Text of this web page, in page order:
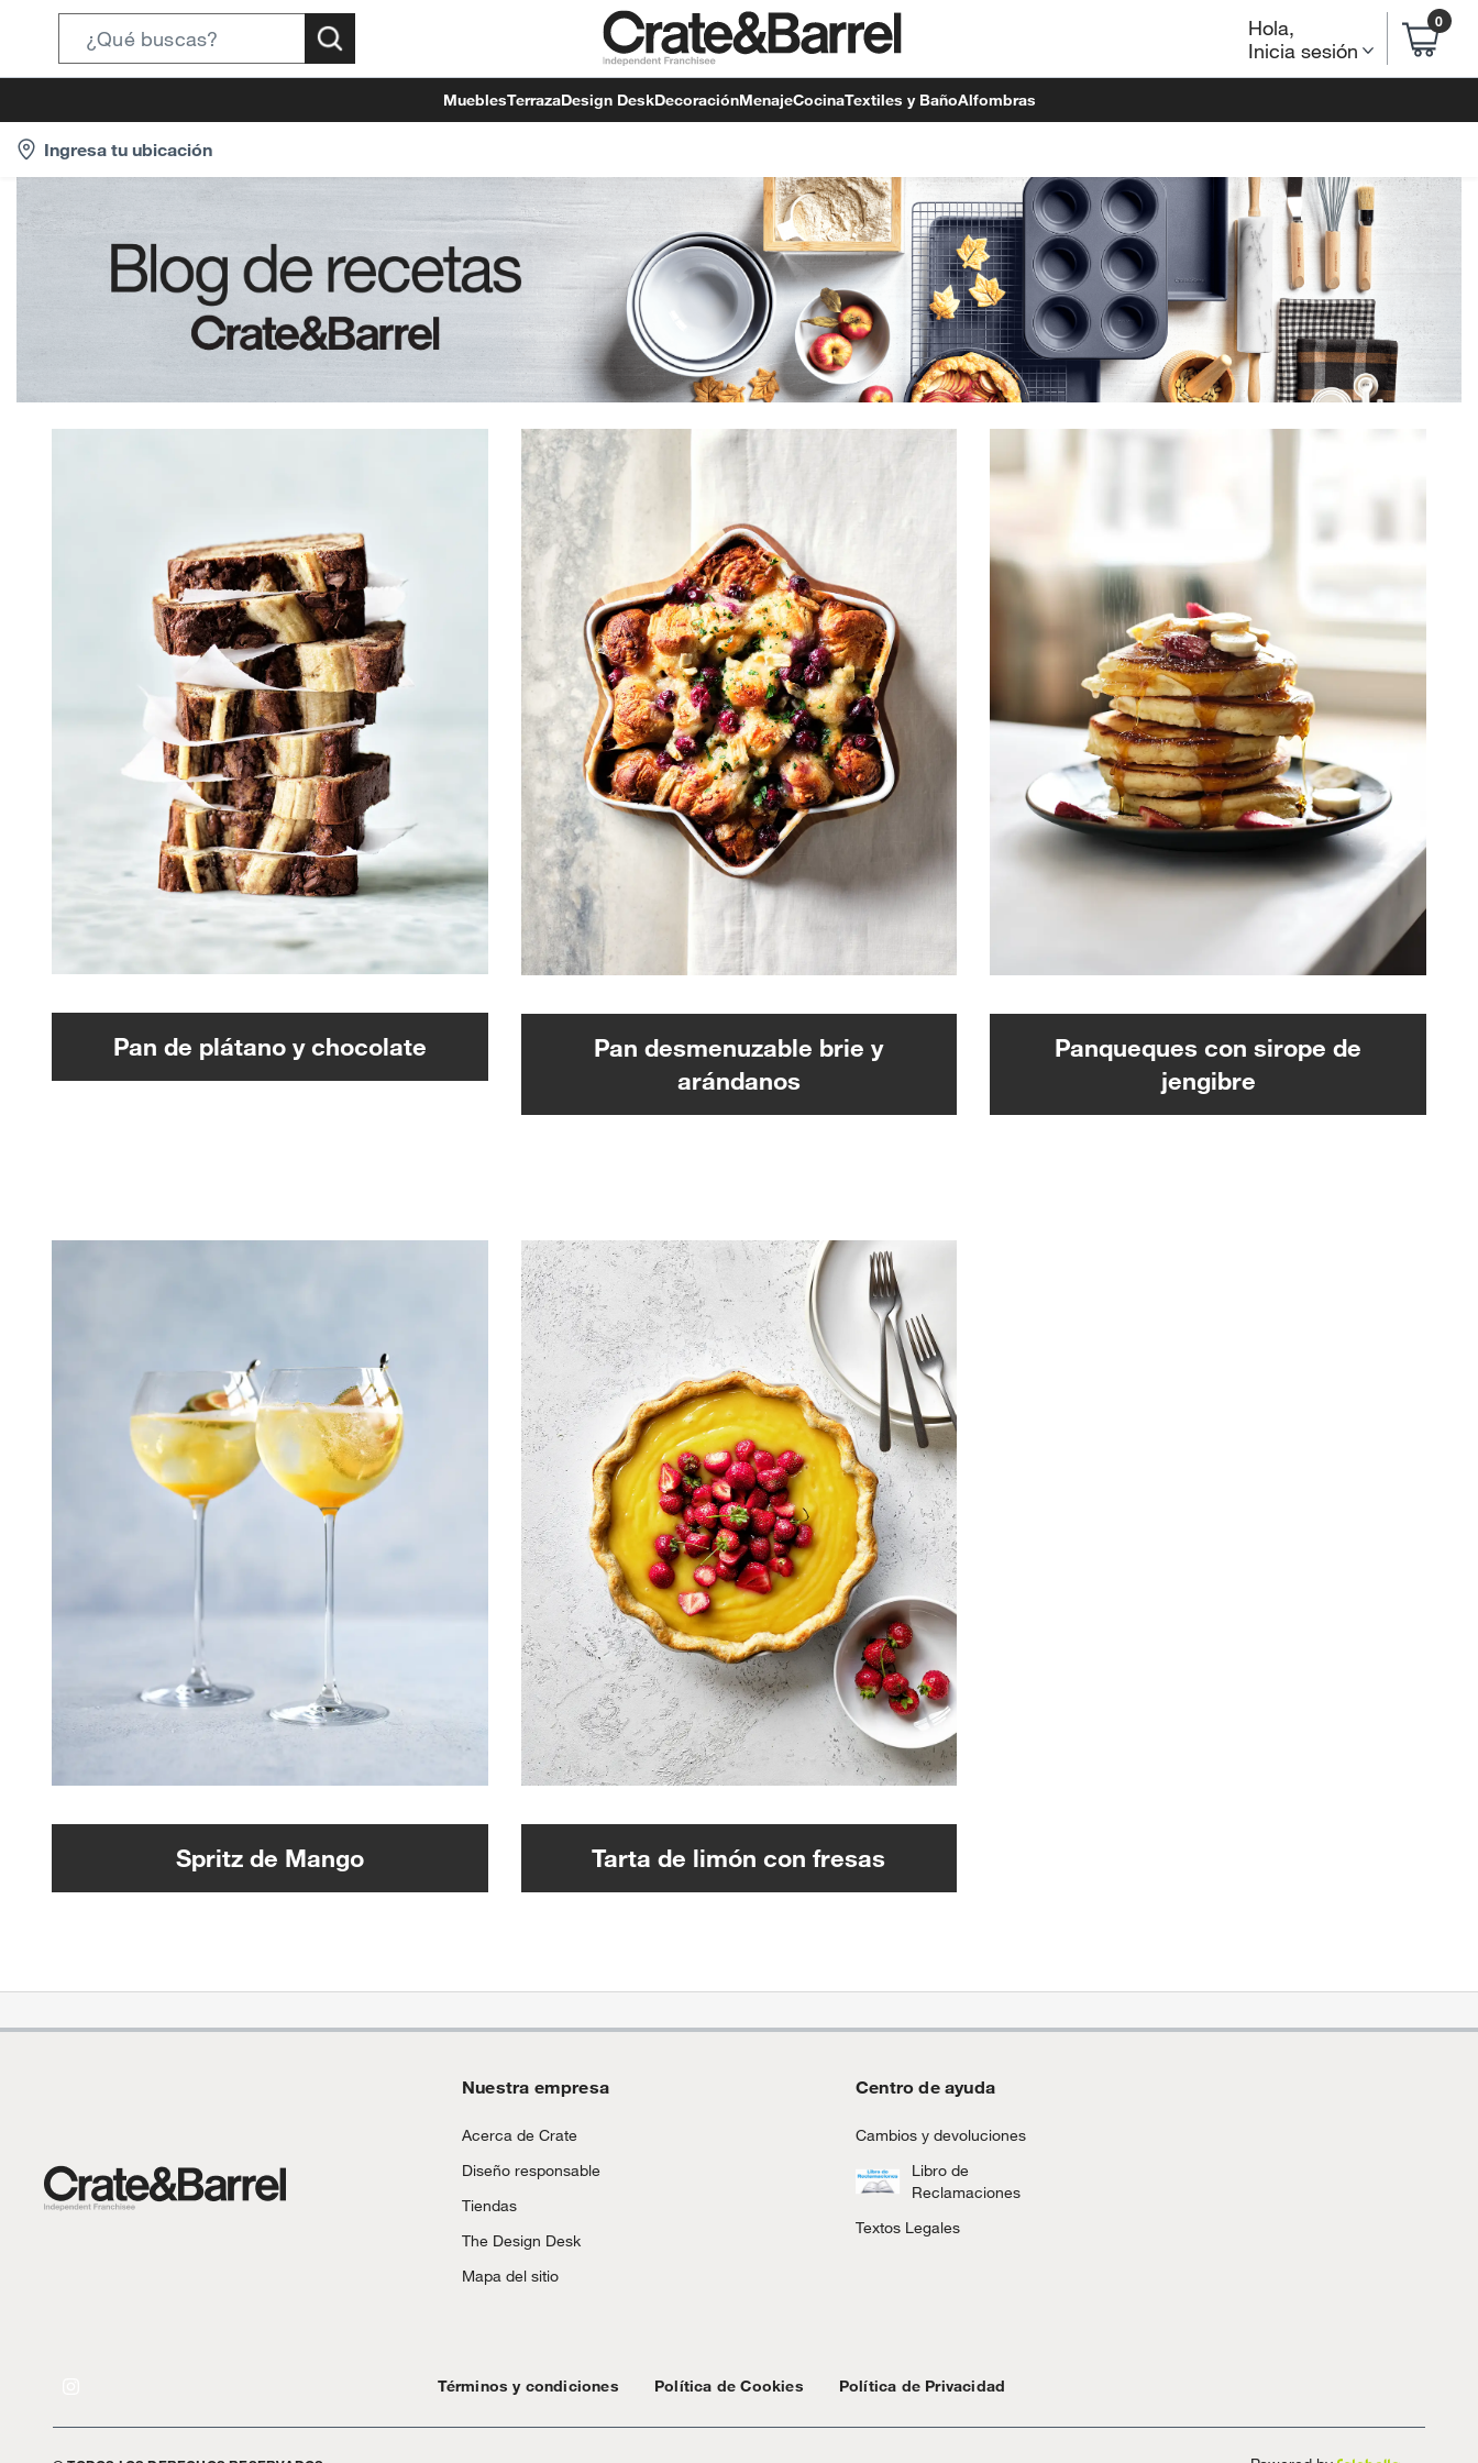
Bar
Hola,
Inicia sesión
0
MueblesTerrazaDesign DeskDecoraciónMenajeCocinaTextiles y BañoAlfombras
location-
icon
Ingresa tu ubicación
Pan de plátano y chocolate
Pan desmenuzable brie y
arándanos
Panqueques con sirope de
jengibre
Spritz de Mango Tarta de limón con fresas
Nuestra empresa
Acerca de Crate
Diseño responsable
Tiendas
The Design Desk
Mapa del sitio
Centro de ayuda
Cambios y devoluciones
Libro de
Reclamaciones
Textos Legales
Términos y condiciones Política de Cookies Política de Privacidad